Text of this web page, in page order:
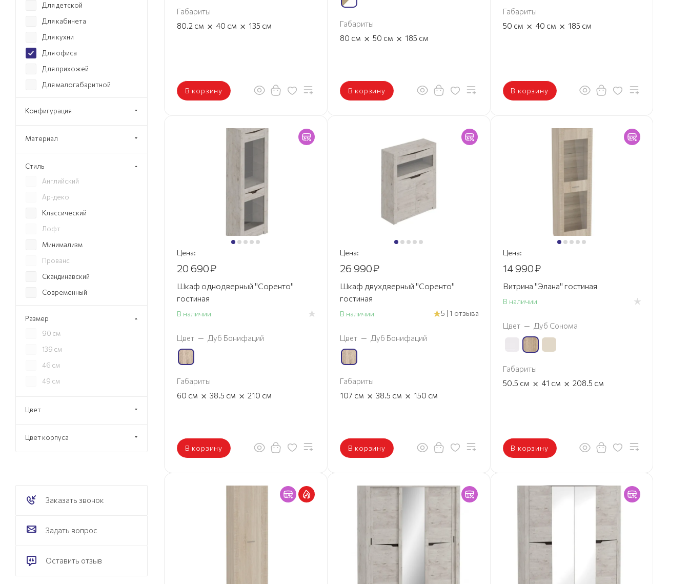
Габариты
80.2 см × 40 см × 135 см
В корзину
Габариты
80 см × 50 см × 185 см
В корзину
Габариты
50 см × 40 см × 185 см
В корзину
Цена:
20 690₽
Шкаф однодверный "Соренто"
гостиная
В наличии
Цвет — Дуб Бонифаций
Габариты
60 см × 38.5 см × 210 см
В корзину
Цена:
26 990₽
Шкаф двухдверный "Соренто"
гостиная
В наличии 5 | 1 отзыва
Цвет — Дуб Бонифаций
Габариты
107 см × 38.5 см × 150 см
В корзину
Цена:
14 990₽
Витрина "Элана" гостиная
В наличии
Цвет — Дуб Сонома
Габариты
50.5 см × 41 см × 208.5 см
В корзину
Для детской
Для кабинета
Для кухни
Для офиса
Для прихожей
Для малогабаритной
Конфигурация
Материал
Стиль
Английский
Ар-деко
Классический
Лофт
Минимализм
Прованс
Скандинавский
Современный
Эко
Размер
90 см
139 см
46 см
49 см
Цвет
Цвет корпуса
Заказать звонок
Задать вопрос
Оставить отзыв